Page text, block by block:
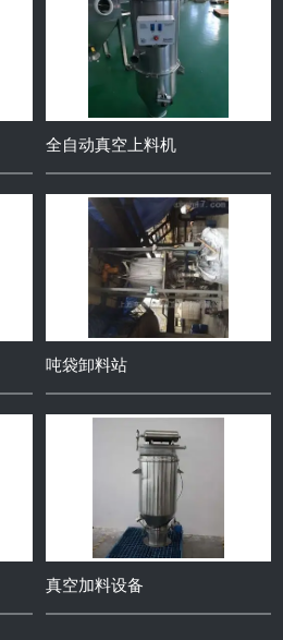
化工单元工艺技术
包装设备
全自动真空上料机
吨袋卸料站
真空加料设备